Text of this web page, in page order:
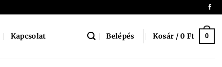
Kapcsolat Belépés Kosár /0 Ft 0